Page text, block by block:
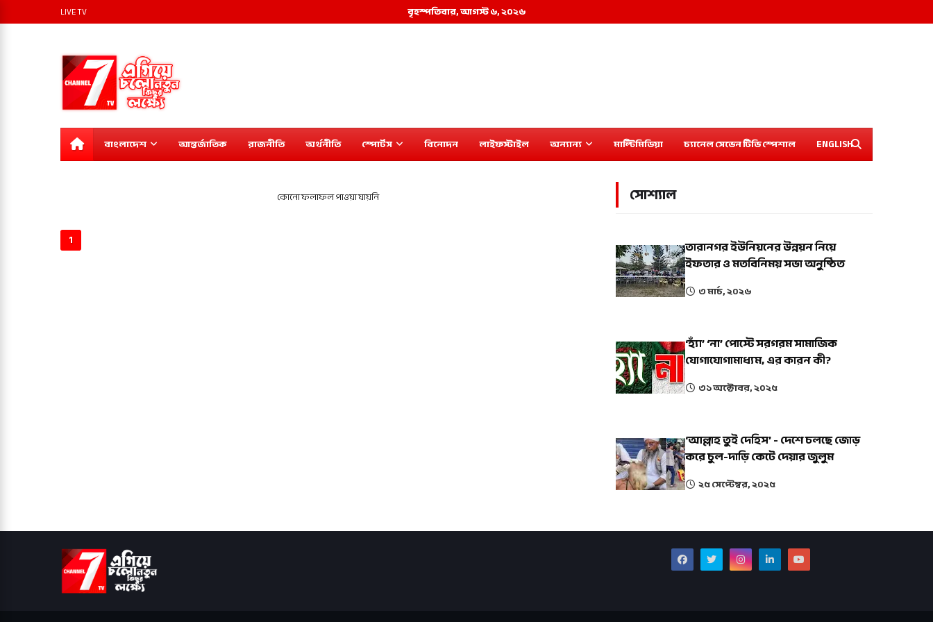
বৃহস্পতিবার, আগস্ট ৬, ২০২৬
LIVE TV
বাংলাদেশ আন্তর্জাতিক রাজনীতি অর্থনীতি স্পোর্টস বিনোদন লাইফস্টাইল অন্যান্য মাল্টিমিডিয়া চ্যানেল সেভেন টিভি স্পেশাল ENGLISH
কোনো ফলাফল পাওয়া যায়নি
1
সোশ্যাল
তারানগর ইউনিয়নের উন্নয়ন নিয়ে
ইফতার ও মতবিনিময় সভা অনুষ্ঠিত
৩ মার্চ, ২০২৬
‘হ্যাঁ’ ‘না’ পোস্টে সরগরম সামাজিক
যোগাযোগামাধ্যম, এর কারন কী?
৩১ অক্টোবর, ২০২৫
‘আল্লাহ তুই দেহিস’ - দেশে চলছে জোড়
করে চুল-দাড়ি কেটে দেয়ার জুলুম
২৫ সেপ্টেম্বর, ২০২৫